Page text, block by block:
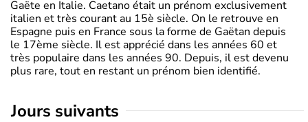
Gaëte en Italie. Caetano était un prénom exclusivement
italien et très courant au 15è siècle. On le retrouve en
Espagne puis en France sous la forme de Gaëtan depuis
le 17ème siècle. Il est apprécié dans les années 60 et
très populaire dans les années 90. Depuis, il est devenu
plus rare, tout en restant un prénom bien identifié.
jours suivants